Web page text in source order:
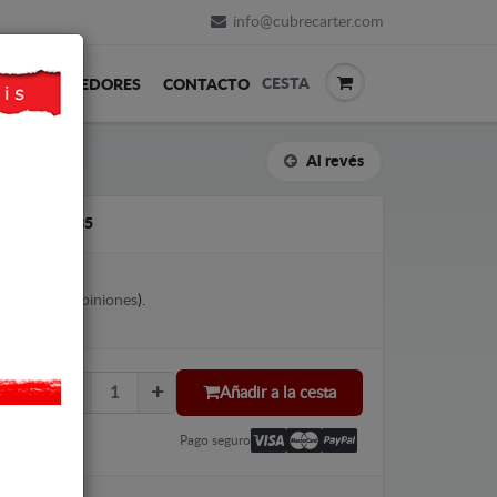
info@cubrecarter.com
REVENDEDORES CONTACTO CESTA
Al revés
PASSAT B5
Ver opiniones).
Añadir a la cesta
Pago seguro